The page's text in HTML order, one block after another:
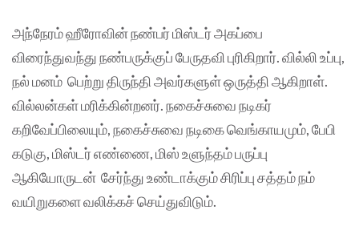
அந்நேரம் ஹீரோவின் நண்பர் மிஸ்டர் அகப்பை
விரைந்துவந்து நண்பருக்குப் பேருதவி புரிகிறார். வில்லி உப்பு,
நல் மனம் பெற்று திருந்தி அவர்களுள் ஒருத்தி ஆகிறாள்.
வில்லன்கள் மரிக்கின்றனர். நகைச்சுவை நடிகர்
கறிவேப்பிலையும், நகைச்சுவை நடிகை வெங்காயமும், பேபி
கடுகு, மிஸ்டர் எண்ணை, மிஸ் உளுந்தம் பருப்பு
ஆகியோருடன் சேர்ந்து உண்டாக்கும் சிரிப்பு சத்தம் நம்
வயிறுகளை வலிக்கச் செய்துவிடும்.